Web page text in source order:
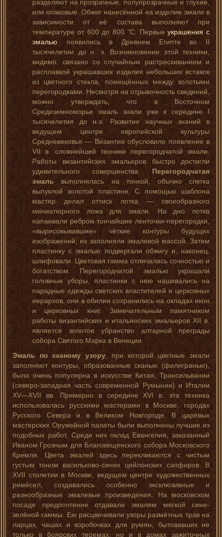
разделяют на прозрачные, полупрозрачные и глухие,
или опаковые. Обжиг нанесённой на изделие эмали в
зависимости от её состава выполняют при
температуре от 600 до 800 "С. Первыеукрашения с
эмальюпоявились в Древнем Египте во II
тысячелетии до н. э. Возникновение этой техники,
видимо, связано со случайным растрескиванием и
расплавкой украшавших изделия небольших вставок
из цветного стекла, помещённых между золотыми
перегородками. Несмотря на отрывочность сведений,
можно утверждать, что в Восточном
Средиземноморье эмаль знали уже к середине I
тысячелетия до н.э. Развитие научных знаний в
ведущем центре европейской культуры
Средневековья — Византии обусловило появление в
VII в. сложнейшей техники перегородчатой эмали.
Работы византийских эмальеров быстро достигли
удивительного совершенства.Перегородчатая
эмальвыполнялась на тонкой, обычно слегка
выпуклой золотой пластине. С помощью шаблона
мастер делал оттиск лотка — своеобразного
миниатюрного ложа для эмали. На дно лотка
напаивали ребром тончайшие ленточки-перегородки,
«вырисовывавшие» чёткие контуры будущих
изображений; их заполняли эмалевой массой. Затем
пластинку с эмалью подвергали обжигу и, наконец,
шлифовали. Цветовая гамма отличалась сочностью и
богатством. Перегородчатой эмалью украшали
головные уборы, пластинки с нею нашивались на
парадные одежды светских властителей и церковных
иерархов, они в обилии сохранились на окладах икон
и церковных книг. Замечательным памятником
работы византийских и итальянских эмальеров XII в.
является золотое убранство алтарной преграды
собора Святого Марка в Венеции.
Эмаль по сканому узору, при которой цветные эмали
заполняют контуры, образованные сканью (филигранью),
была очень популярна в искусстве Китая, Трансильвании
(северо-западная часть современной Румынии) и Италии
XV—XVII вв. Примерно в середине XVI в. эта техника
использовалась русскими мастерами в Москве, городах
Русского Севера и в Великом Новгороде. В царёвых
мастерских Оружейной палаты были выполнены лучшие из
подобных работ. Среди них оклад Евангелия, заказанный
Иваном Грозным для Благовещенского собора Московского
Кремля. Цвета эмалей здесь перекликаются с чистым
густым тоном васильково-синих цейлонских сапфиров. В
XVII столетии в Москве, ведущем центре художественных
ремёсел, создавались особенно эксклюзивные и
разнообразные эмалевые произведения. На московском
посаде предпочтение отдавали эмалям мягкой сине-
зелёной гаммы. Ею расцвечивали узоры размётных трав на
ларцах, чашах и коробочках для румян, бытовавших не
только в боярских теремах, но и в домах зажиточных